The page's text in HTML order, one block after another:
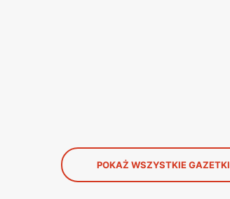
POKAŻ WSZYSTKIE GAZETKI